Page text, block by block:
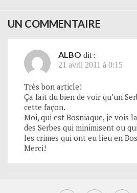
UN COMMENTAIRE
ALBO dit :
21 avril 2011 à 0:15
Très bon article!
Ça fait du bien de voir qu’un
cette façon.
Moi, qui est Bosniaque, je vois
des Serbes qui minimisent ou
les crimes qui ont eu lieu en
Merci!